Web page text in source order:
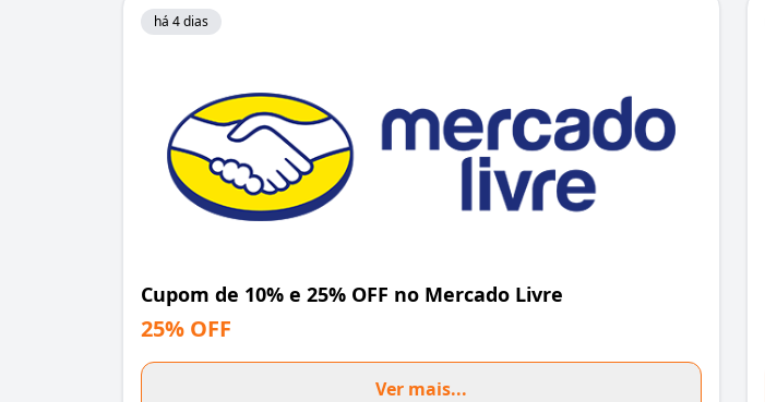
há 4 dias
Cupom de 10% e 25% OFF no Mercado Livre
25% OFF
Ver mais...